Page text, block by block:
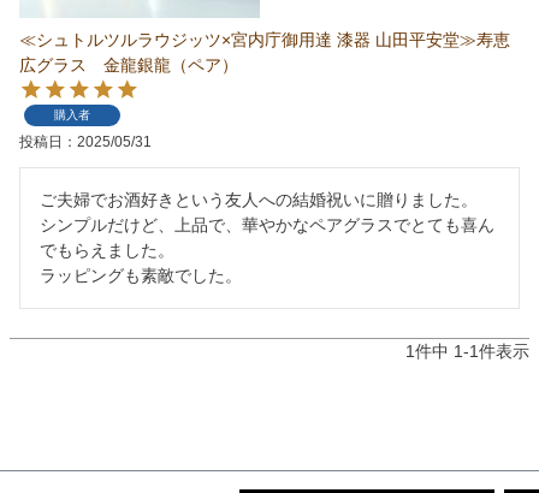
≪シュトルツルラウジッツ×宮内庁御用達 漆器 山田平安堂≫寿恵
広グラス 金龍銀龍（ペア）
購入者
投稿日 2025/05/31
ご夫婦でお酒好きという友人への結婚祝いに贈りました。
シンプルだけど、上品で、華やかなペアグラスでとても喜ん
でもらえました。
ラッピングも素敵でした。
1件中 1-1件表示